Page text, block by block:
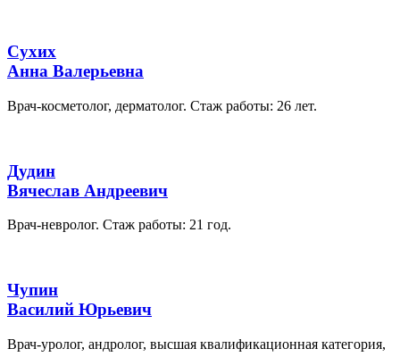
Сухих
Анна Валерьевна
Врач-косметолог, дерматолог. Стаж работы: 26 лет.
Дудин
Вячеслав Андреевич
Врач-невролог. Стаж работы: 21 год.
Чупин
Василий Юрьевич
Врач-уролог, андролог, высшая квалификационная категория,